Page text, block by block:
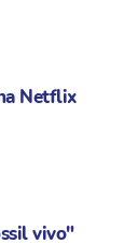
Netflix
vivo"